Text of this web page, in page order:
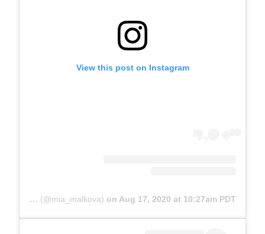
View this post on Instagram
A post shared by Mia Malkova (@mia_malkova) on Aug 17, 2020 at 10:27am PDT